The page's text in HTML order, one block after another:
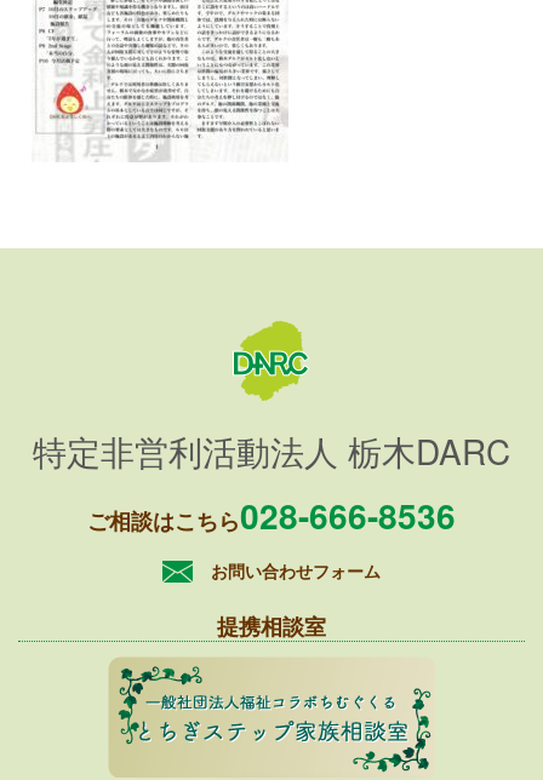
特定非営利活動法人 栃木DARC
ご相談はこちら028-666-8536
お問い合わせフォーム
提携相談室